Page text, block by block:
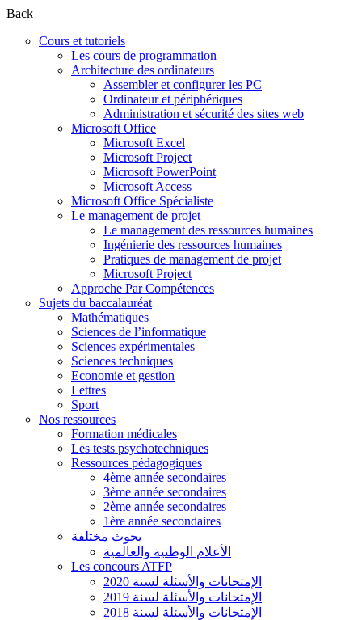
Back
Cours et tutoriels
Les cours de programmation
Architecture des ordinateurs
Assembler et configurer les PC
Ordinateur et périphériques
Administration et sécurité des sites web
Microsoft Office
Microsoft Excel
Microsoft Project
Microsoft PowerPoint
Microsoft Access
Microsoft Office Spécialiste
Le management de projet
Le management des ressources humaines
Ingénierie des ressources humaines
Pratiques de management de projet
Microsoft Project
Approche Par Compétences
Sujets du baccalauréat
Mathématiques
Sciences de l’informatique
Sciences expérimentales
Sciences techniques
Economie et gestion
Lettres
Sport
Nos ressources
Formation médicales
Les tests psychotechniques
Ressources pédagogiques
4ème année secondaires
3ème année secondaires
2ème année secondaires
1ère année secondaires
بحوث مختلفة
الأعلام الوطنية والعالمية
Les concours ATFP
الإمتحانات والأسئلة لسنة 2020
الإمتحانات والأسئلة لسنة 2019
الإمتحانات والأسئلة لسنة 2018